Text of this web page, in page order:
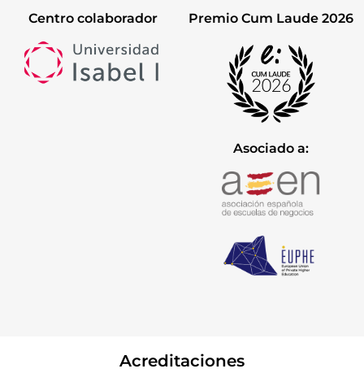
Centro colaborador Premio Cum Laude 2026
Asociado a:
Acreditaciones